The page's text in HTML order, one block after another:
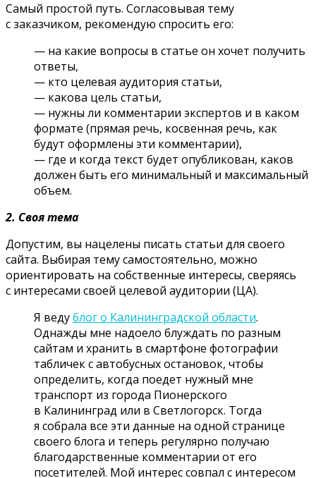
Самый простой путь. Согласовывая тему
с заказчиком, рекомендую спросить его:
— на какие вопросы в статье он хочет получить
ответы,
— кто целевая аудитория статьи,
— какова цель статьи,
— нужны ли комментарии экспертов и в каком
формате (прямая речь, косвенная речь, как
будут оформлены эти комментарии),
— где и когда текст будет опубликован, каков
должен быть его минимальный и максимальный
объем.
2. Своя тема
Допустим, вы нацелены писать статьи для своего
сайта. Выбирая тему самостоятельно, можно
ориентировать на собственные интересы, сверяясь
с интересами своей целевой аудитории (ЦА).
Я ведублог о Калининградской области.
Однажды мне надоело блуждать по разным
сайтам и хранить в смартфоне фотографии
табличек с автобусных остановок, чтобы
определить, когда поедет нужный мне
транспорт из города Пионерского
в Калининград или в Светлогорск. Тогда
я собрала все эти данные на одной странице
своего блога и теперь регулярно получаю
благодарственные комментарии от его
посетителей. Мой интерес совпал с интересом